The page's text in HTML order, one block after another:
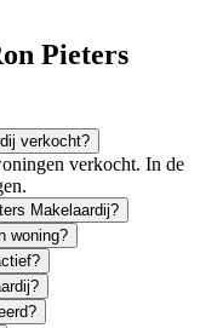
Pieters
verkocht?
verkocht. In de
Makelaardij?
woning?